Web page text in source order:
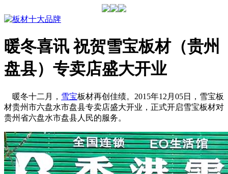
暖冬喜讯 祝贺雪宝板材（贵州
盘县）专卖店盛大开业
暖冬十二月， 雪宝板材再创佳绩。2015年12月05日，雪宝板
材贵州市六盘水市盘县专卖店盛大开业，正式开启雪宝板材对
贵州省六盘水市盘县人民的服务。